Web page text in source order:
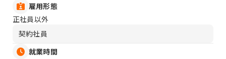
雇用形態
正社員以外
契約社員
就業時間